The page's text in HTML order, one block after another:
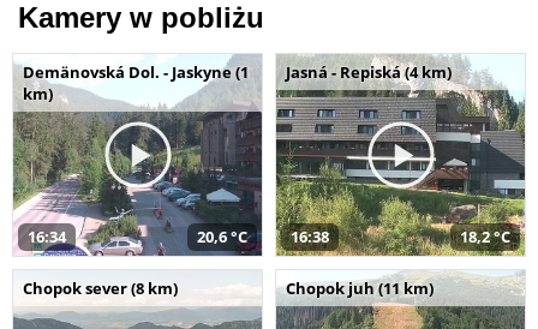
Kamery w pobliżu
Demänovská Dol. - Jaskyne (1
km)
16:34 20,6 °C
Jasná - Repiská (4 km)
16:38 18,2 °C
Chopok sever (8 km) Chopok juh (11 km)